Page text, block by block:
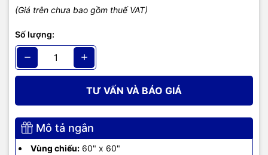
(Giá trên chưa bao gồm thuế VAT)
Số lượng:
TƯ VẤN VÀ BÁO GIÁ
Mô tả ngắn
Vùng chiếu: 60" x 60"